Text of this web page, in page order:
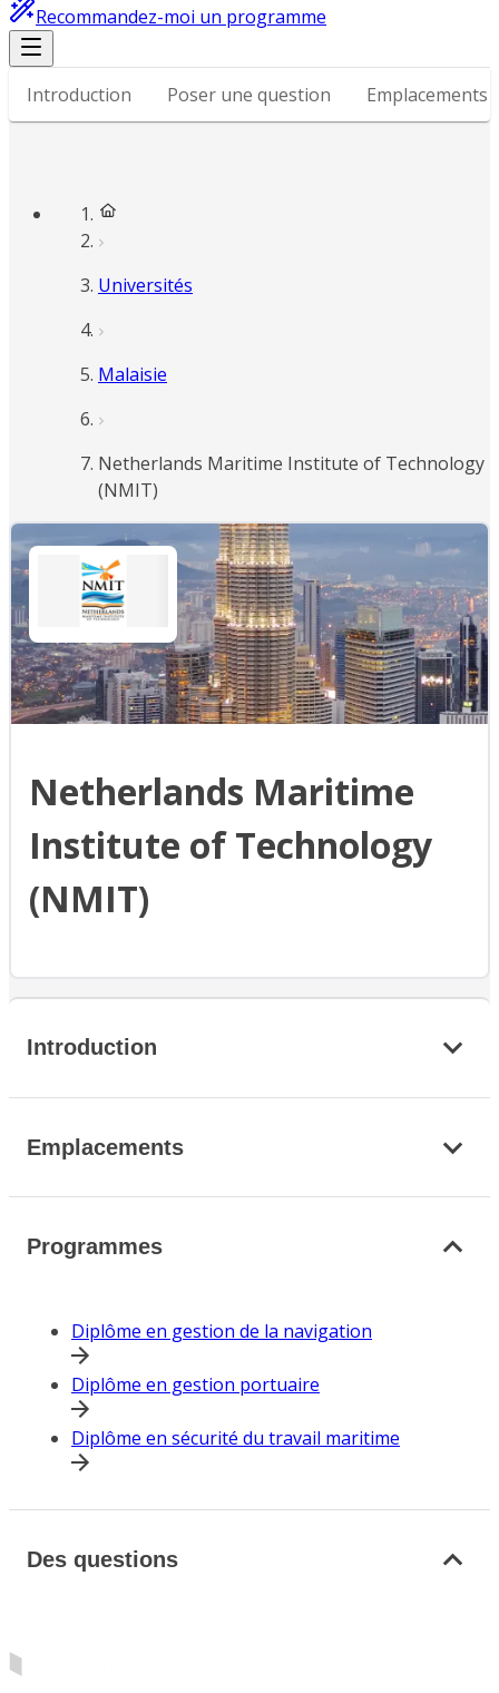
Recommandez-moi un programme
Introduction Poser une question Emplacements
Universités
Malaisie
Netherlands Maritime Institute of Technology
(NMIT)
Netherlands Maritime
Institute of Technology
(NMIT)
Introduction
Emplacements
Programmes
Diplôme en gestion de la navigation
Diplôme en gestion portuaire
Diplôme en sécurité du travail maritime
Des questions